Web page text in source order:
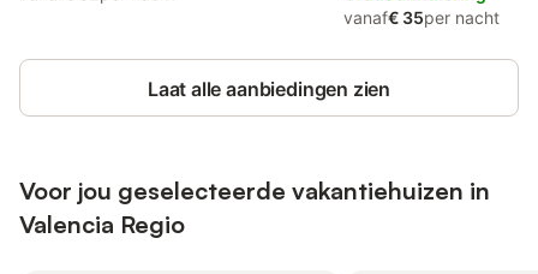
vanaf€ 35per nacht
Laat alle aanbiedingen zien
Voor jou geselecteerde vakantiehuizen in
Valencia Regio